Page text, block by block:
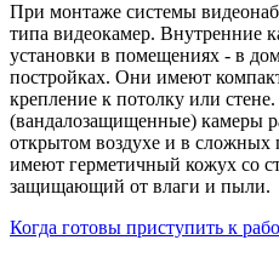
При монтаже системы
типа видеокамер. Внутренние
установки в помещениях - в
постройках. Они имеют
крепление к потолку или
(вандалозащищенные) камеры
открытом воздухе и в
имеют герметичный кожух со
защищающий от влаги и пыли.
Когда готовы приступить к